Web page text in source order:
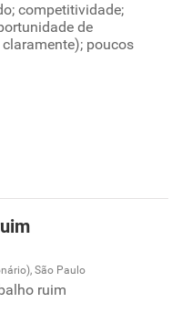
competitividade;
de
poucos
São Paulo
ruim